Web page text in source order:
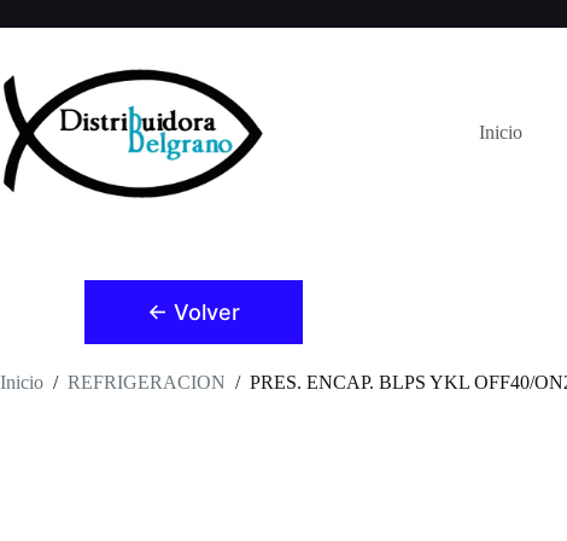
al
Inicio
← Volver
Inicio / REFRIGERACION / PRES. ENCAP. BLPS YKL OFF40/